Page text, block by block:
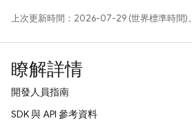
上次更新時間：2026-07-29 (世界標準時間)。
瞭解詳情
開發人員指南
SDK 與 API 參考資料